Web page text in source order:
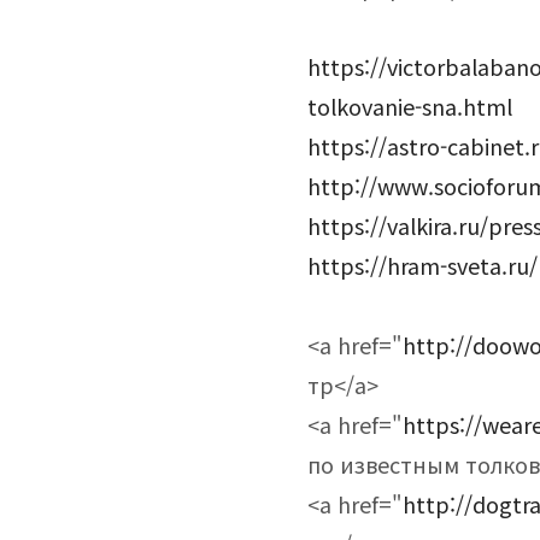
https://
tolkovanie-sna.html
https://astro-
http://
https://valkira.ru/
https://hram-sveta.ru/
<a href="http://
тр</a>
<a href="https://
по известным
<a href="http://